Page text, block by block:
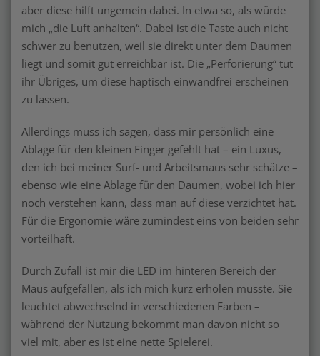
aber diese hilft ungemein dabei. In etwa so, als würde
mich „die Luft anhalten“. Dabei ist die Taste auch nicht
schwer zu benutzen, weil sie direkt unter dem Daumen
liegt und somit gut erreichbar ist. Die „Perforierung“ tut
ihr Übriges, um diese haptisch einwandfrei erscheinen
zu lassen.
Allerdings muss ich sagen, dass mir persönlich eine
Ablage für den kleinen Finger gefehlt hat – ein Luxus,
den ich bei meiner Surf- und Arbeitsmaus sehr schätze –
ebenso wie eine Ablage für den Daumen, wobei ich hier
noch verstehen kann, dass man auf diese verzichtet hat.
Für die Ergonomie wäre zumindest eins von beiden sehr
vorteilhaft.
Durch Zufall ist mir die LED im hinteren Bereich der
Maus aufgefallen, als ich mich kurz erholen musste. Sie
leuchtet abwechselnd in verschiedenen Farben –
während der Nutzung bekommt man davon nicht so
viel mit, aber es ist eine nette Spielerei.